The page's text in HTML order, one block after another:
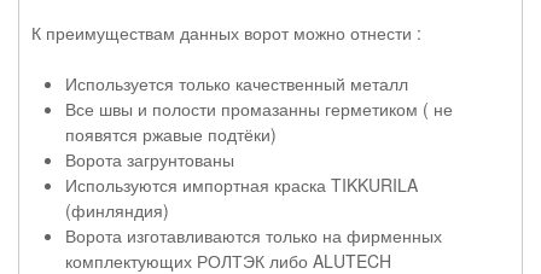
К преимуществам данных ворот можно отнести :
Используется только качественный металл
Все швы и полости промазанны герметиком ( не
появятся ржавые подтёки)
Ворота загрунтованы
Используются импортная краска TIKKURILA
(финляндия)
Ворота изготавливаются только на фирменных
комплектующих РОЛТЭК либо ALUTECH